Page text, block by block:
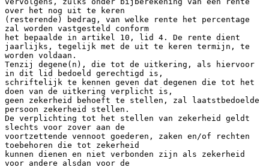
over het nog uit te keren
(resterende) bedrag, van welke rente het percentage
zal worden vastgesteld conform
het bepaalde in artikel 10, lid 4. De rente dient
jaarlijks, tegelijk met de uit te keren termijn, te
worden voldaan.
Tenzij degene(n), die tot de uitkering, als hiervoor
in dit lid bedoeld gerechtigd is,
schriftelijk te kennen geven dat degenen die tot het
doen van de uitkering verplicht is,
geen zekerheid behoeft te stellen, zal laatstbedoelde
persoon zekerheid stellen.
De verplichting tot het stellen van zekerheid geldt
slechts voor zover aan de
voortzettende vennoot goederen, zaken en/of rechten
toebehoren die tot zekerheid
kunnen dienen en niet verbonden zijn als zekerheid
voor andere alsdan voor de